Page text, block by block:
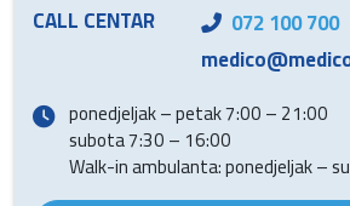
CALL CENTAR
072 100 700
ponedjeljak – petak 7:00 – 21:00
subota 7:30 – 16:00
Walk-in ambulanta: ponedjeljak –